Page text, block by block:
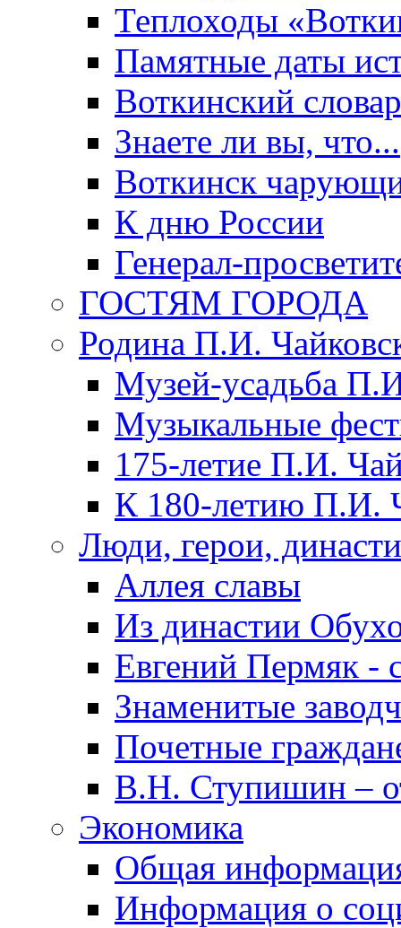
Теплоходы
Памятные даты
Воткинский
Знаете ли вы, что...
Воткинск
К дню России
Генерал-
ГОСТЯМ ГОРОДА
Родина П.И.
Музей-усадьба
Музыкальные
175-летие П.И.
К 180-летию П.И.
Люди, герои,
Аллея славы
Из династии
Евгений Пермяк -
Знаменитые
Почетные
В.Н. Ступишин –
Экономика
Общая
Информация о